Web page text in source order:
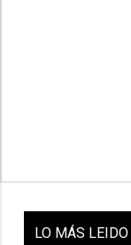
LO MÁS LEIDO